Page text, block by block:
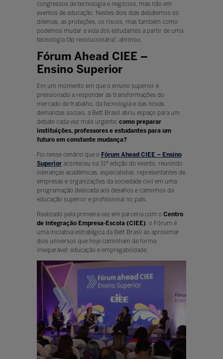
congressos de tecnologia e negócios, mas não em
eventos de educação. Nestes dois dias debatemos os
dilemas, as proteções, os riscos, mas também como
podemos mudar a vida dos estudantes a partir de uma
tecnologia tão revolucionária”, afirmou.
Fórum Ahead CIEE –
Ensino Superior
Em um momento em que o ensino superior é
pressionado a responder às transformações do
mercado de trabalho, da tecnologia e das novas
demandas sociais, a Bett Brasil abriu espaço para um
debate cada vez mais urgente: como preparar
instituições, professores e estudantes para um
futuro em constante mudança?
Foi nesse cenário que o Fórum Ahead CIEE – Ensino
Superioraconteceu na 31ª edição do evento, reunindo
lideranças acadêmicas, especialistas, representantes de
empresas e organizações da sociedade civil em uma
programação dedicada aos desafios e caminhos da
educação superior e profissional no país.
Realizado pela primeira vez em parceria com o Centro
de Integração Empresa-Escola (CIEE), o Fórum é
uma iniciativa estratégica da Bett Brasil ao aproximar
dois universos que hoje caminham de forma
inseparável: educação e empregabilidade.